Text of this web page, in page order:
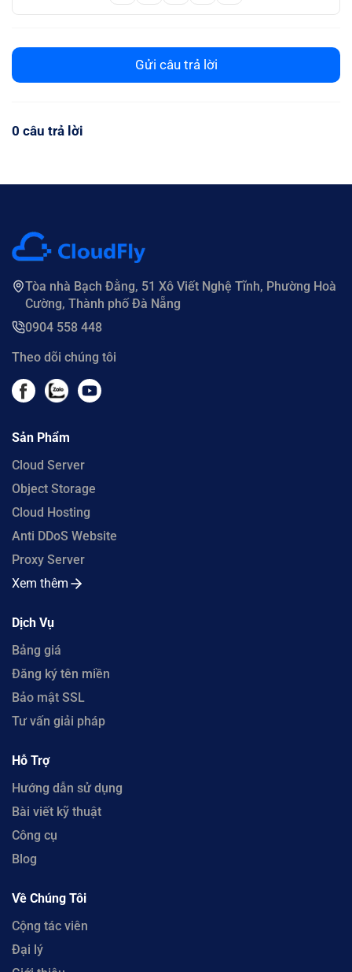
Gửi câu trả lời
0 câu trả lời
Tòa nhà Bạch Đằng, 51 Xô Viết Nghệ Tĩnh, Phường Hoà
Cường, Thành phố Đà Nẵng
0904 558 448
Theo dõi chúng tôi
Sản Phẩm
Cloud Server
Object Storage
Cloud Hosting
Anti DDoS Website
Proxy Server
Xem thêm
Dịch Vụ
Bảng giá
Đăng ký tên miền
Bảo mật SSL
Tư vấn giải pháp
Hỗ Trợ
Hướng dẫn sử dụng
Bài viết kỹ thuật
Công cụ
Blog
Về Chúng Tôi
Cộng tác viên
Đại lý